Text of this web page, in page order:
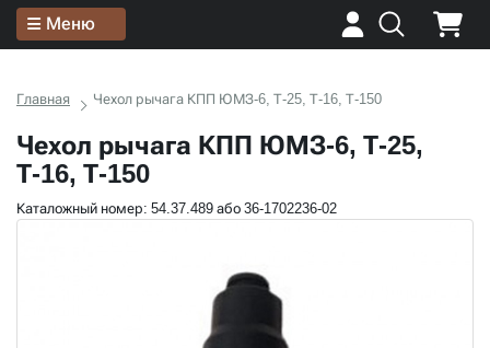
Меню
Главная Чехол рычага КПП ЮМЗ-6, Т-25, Т-16, Т-150
Чехол рычага КПП ЮМЗ-6, Т-25,
Т-16, Т-150
Каталожный номер: 54.37.489 або 36-1702236-02